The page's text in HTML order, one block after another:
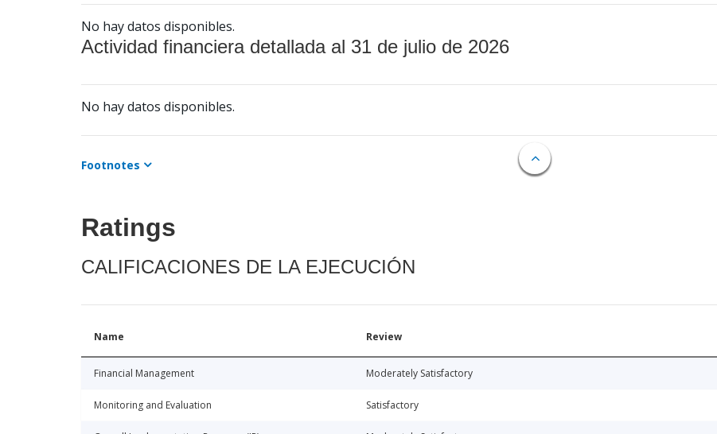
No hay datos disponibles.
Actividad financiera detallada al 31 de julio de 2026
No hay datos disponibles.
Footnotes
Ratings
CALIFICACIONES DE LA EJECUCIÓN
Name Review
Financial Management Moderately Satisfactory
Monitoring and Evaluation Satisfactory